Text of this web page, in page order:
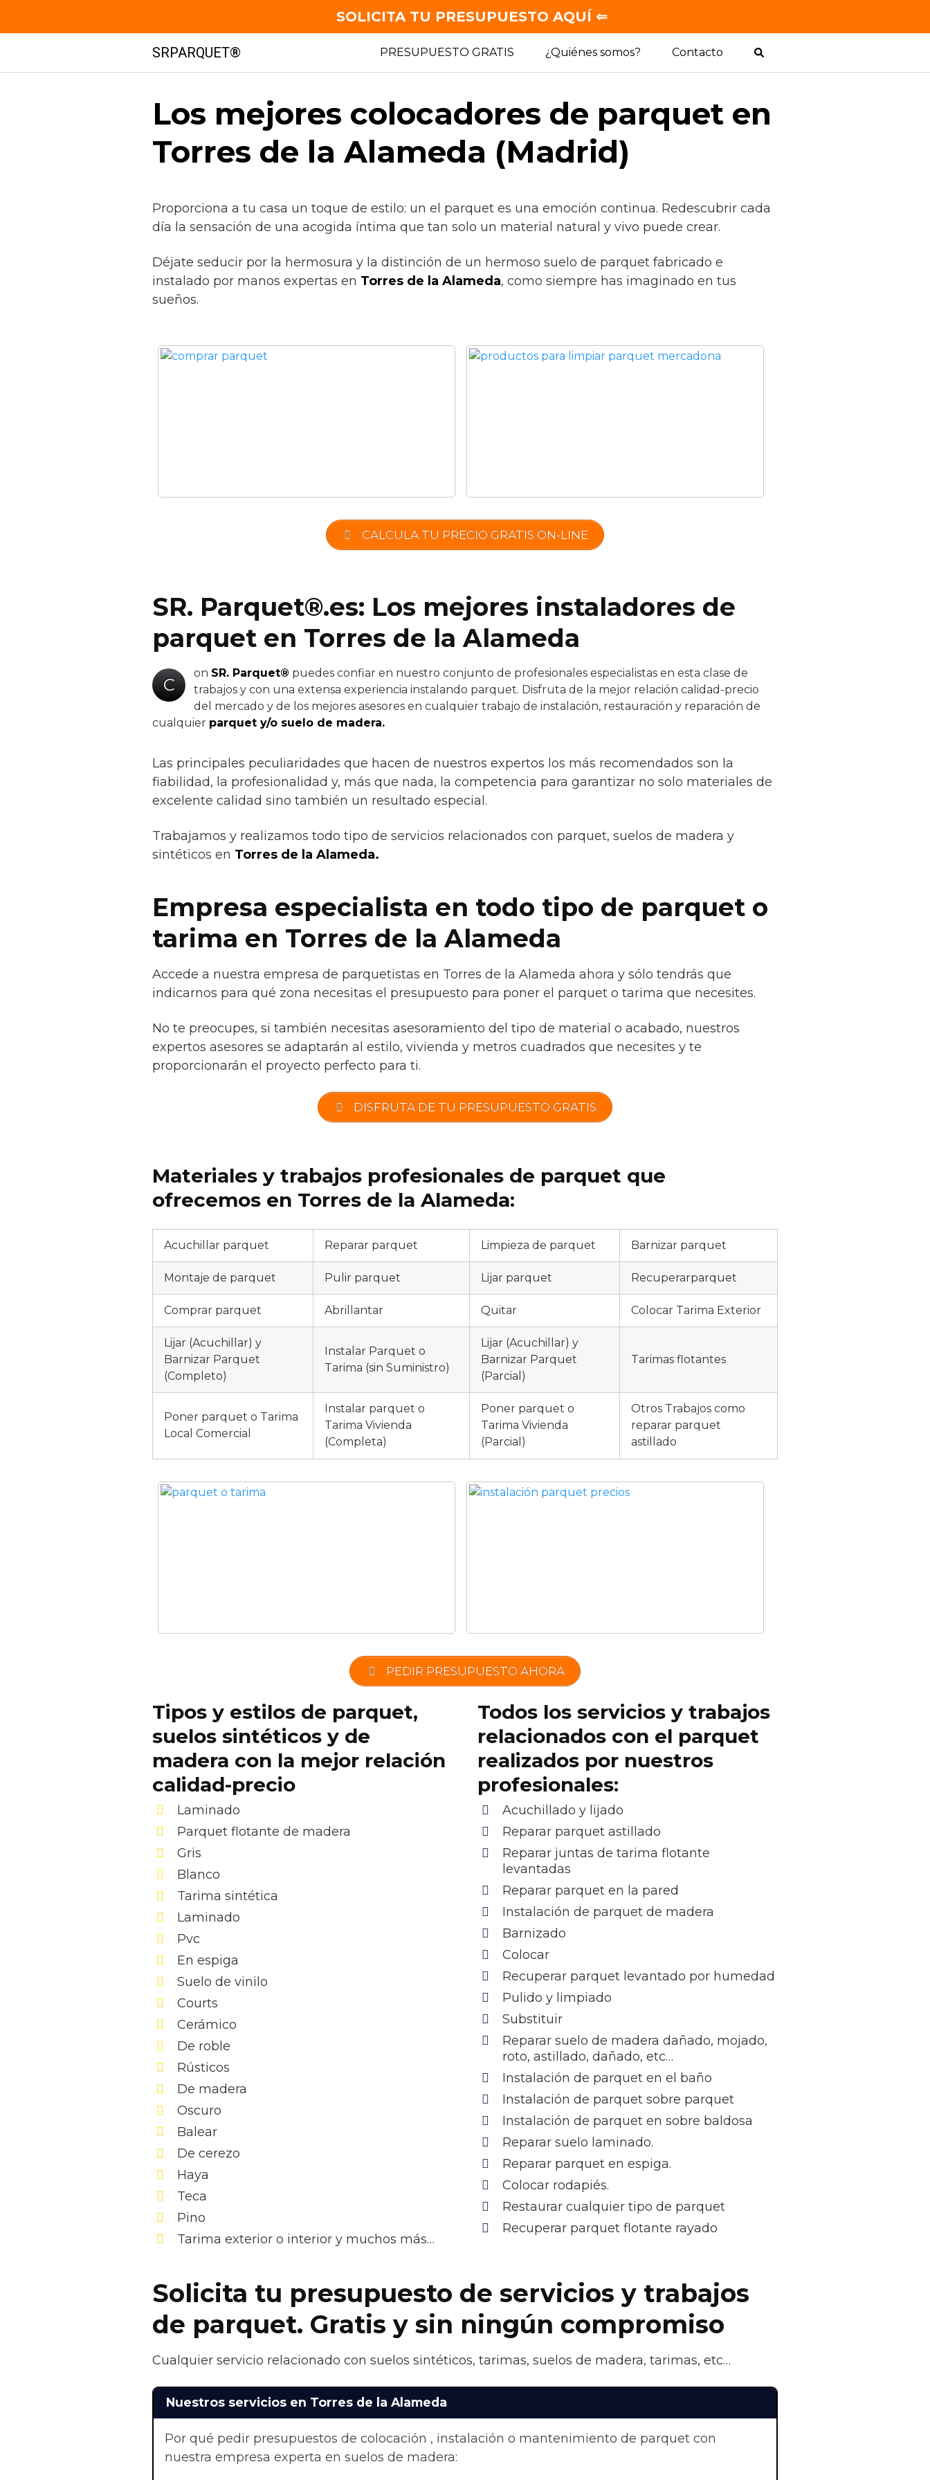
contenido
SRPARQUET® PRESUPUESTO GRATIS ¿Quiénes somos? Contacto
Los mejores colocadores de parquet en
Torres de la Alameda (Madrid)
Proporciona a tu casa un toque de estilo: un el parquet es una emoción continua. Redescubrir cada
día la sensación de una acogida íntima que tan solo un material natural y vivo puede crear.
Déjate seducir por la hermosura y la distinción de un hermoso suelo de parquet fabricado e
instalado por manos expertas en Torres de la Alameda, como siempre has imaginado en tus
sueños.
CALCULA TU PRECIO GRATIS ON-LINE
SR. Parquet®.es: Los mejores instaladores de
parquet en Torres de la Alameda
C
on SR. Parquet® puedes confiar en nuestro conjunto de profesionales especialistas en esta clase de
trabajos y con una extensa experiencia instalando parquet. Disfruta de la mejor relación calidad-precio
del mercado y de los mejores asesores en cualquier trabajo de instalación, restauración y reparación de
cualquier parquet y/o suelo de madera.
Las principales peculiaridades que hacen de nuestros expertos los más recomendados son la
fiabilidad, la profesionalidad y, más que nada, la competencia para garantizar no solo materiales de
excelente calidad sino también un resultado especial.
Trabajamos y realizamos todo tipo de servicios relacionados con parquet, suelos de madera y
sintéticos en Torres de la Alameda.
Empresa especialista en todo tipo de parquet o
tarima en Torres de la Alameda
Accede a nuestra empresa de parquetistas en Torres de la Alameda ahora y sólo tendrás que
indicarnos para qué zona necesitas el presupuesto para poner el parquet o tarima que necesites.
No te preocupes, si también necesitas asesoramiento del tipo de material o acabado, nuestros
expertos asesores se adaptarán al estilo, vivienda y metros cuadrados que necesites y te
proporcionarán el proyecto perfecto para ti.
DISFRUTA DE TU PRESUPUESTO GRATIS
Materiales y trabajos profesionales de parquet que
ofrecemos en Torres de la Alameda:
Acuchillar parquet Reparar parquet Limpieza de parquet Barnizar parquet
Montaje de parquet Pulir parquet Lijar parquet Recuperarparquet
Comprar parquet Abrillantar Quitar Colocar Tarima Exterior
Lijar (Acuchillar) y
Barnizar Parquet
(Completo)
Instalar Parquet o
Tarima (sin Suministro)
Lijar (Acuchillar) y
Barnizar Parquet
(Parcial)
Tarimas flotantes
Poner parquet o Tarima
Local Comercial
Instalar parquet o
Tarima Vivienda
(Completa)
Poner parquet o
Tarima Vivienda
(Parcial)
Otros Trabajos como
reparar parquet
astillado
PEDIR PRESUPUESTO AHORA
Tipos y estilos de parquet,
suelos sintéticos y de
madera con la mejor relación
calidad-precio
Laminado
Parquet flotante de madera
Gris
Blanco
Tarima sintética
Laminado
Pvc
En espiga
Suelo de vinilo
Courts
Cerámico
De roble
Rústicos
De madera
Oscuro
Balear
De cerezo
Haya
Teca
Pino
Tarima exterior o interior y muchos más…
Todos los servicios y trabajos
relacionados con el parquet
realizados por nuestros
profesionales:
Acuchillado y lijado
Reparar parquet astillado
Reparar juntas de tarima flotante
levantadas
Reparar parquet en la pared
Instalación de parquet de madera
Barnizado
Colocar
Recuperar parquet levantado por humedad
Pulido y limpiado
Substituir
Reparar suelo de madera dañado, mojado,
roto, astillado, dañado, etc…
Instalación de parquet en el baño
Instalación de parquet sobre parquet
Instalación de parquet en sobre baldosa
Reparar suelo laminado.
Reparar parquet en espiga.
Colocar rodapiés.
Restaurar cualquier tipo de parquet
Recuperar parquet flotante rayado
Solicita tu presupuesto de servicios y trabajos
de parquet. Gratis y sin ningún compromiso
Cualquier servicio relacionado con suelos sintéticos, tarimas, suelos de madera, tarimas, etc…
Nuestros servicios en Torres de la Alameda
Por qué pedir presupuestos de colocación , instalación o mantenimiento de parquet con
nuestra empresa experta en suelos de madera:
SOLICITA TU PRESUPUESTO AQUÍ ⇐